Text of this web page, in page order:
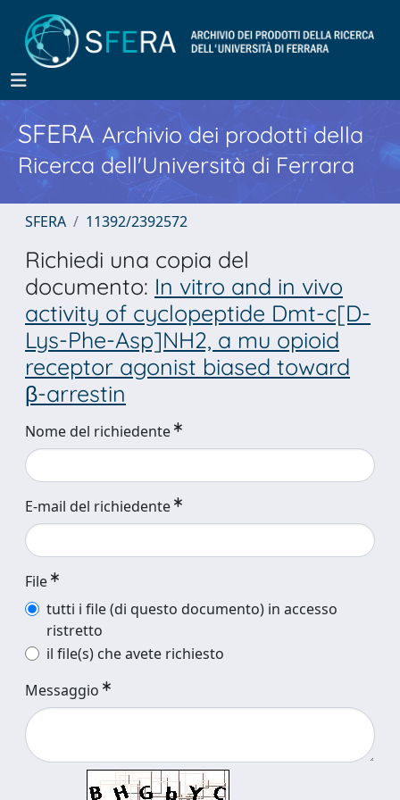
SFERA Archivio dei prodotti della
Ricerca dell'Università di Ferrara
SFERA 11392/2392572
Richiedi una copia del
documento: In vitro and in vivo
activity of cyclopeptide Dmt-c[D-
Lys-Phe-Asp]NH2, a mu opioid
receptor agonist biased toward
β-arrestin
Nome del richiedente
E-mail del richiedente
File
tutti i file (di questo documento) in accesso
ristretto
il file(s) che avete richiesto
Messaggio